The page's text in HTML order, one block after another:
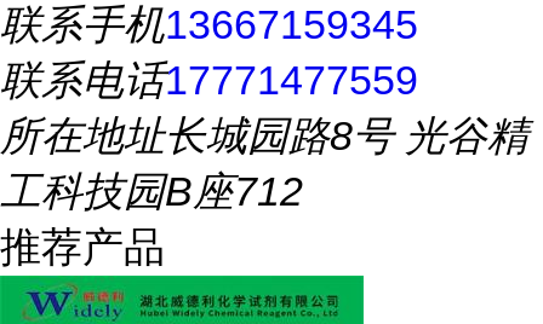
联系手机13667159345
联系电话17771477559
所在地址长城园路8号 光谷精
工科技园B座712
推荐产品